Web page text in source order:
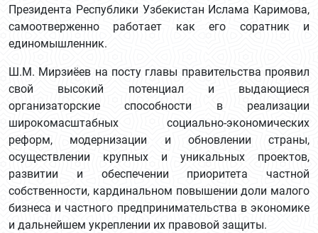
Президента Республики Узбекистан Ислама Каримова,
самоотверженно работает как его соратник и
единомышленник.
Ш.М. Мирзиёев на посту главы правительства проявил
свой высокий потенциал и выдающиеся
организаторские способности в реализации
широкомасштабных социально-экономических
реформ, модернизации и обновлении страны,
осуществлении крупных и уникальных проектов,
развитии и обеспечении приоритета частной
собственности, кардинальном повышении доли малого
бизнеса и частного предпринимательства в экономике
и дальнейшем укреплении их правовой защиты.